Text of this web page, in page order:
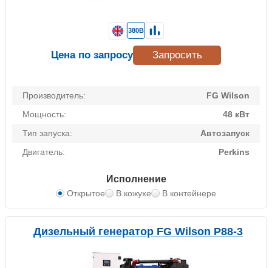
Производитель:
FG Wilson
Мощность:
48 кВт
Тип запуска:
Автозапуск
Двигатель:
Perkins
Исполнение
Открытое В кожухе В контейнере
380В
Цена по запросу Запросить
Дизельный генератор FG Wilson P88-3